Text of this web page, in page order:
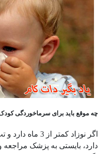
چه موقع باید برای سرماخوردگی
دارد، بایستی به پزشک مراجعه